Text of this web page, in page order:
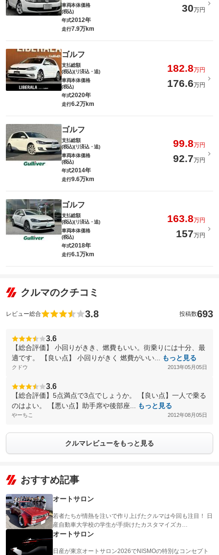
車両本体価格
(税込)
30万円
年式2012年
走行7.9万km
ゴルフ
支払総額
(税込)(リ済込・追)
182.8万円
車両本体価格
(税込)
176.6万円
年式2020年
走行6.2万km
ゴルフ
支払総額
(税込)(リ済込・追)
99.8万円
車両本体価格
(税込)
92.7万円
年式2014年
走行9.6万km
ゴルフ
支払総額
(税込)(リ済込・追)
163.8万円
車両本体価格
(税込)
157万円
年式2018年
走行6.1万km
クルマのクチコミ
レビュー総合 3.8 投稿数693
3.6
【総合評価】 小回りがきき、燃費もいい。街乗りには十分、最
適です。 【良い点】 小回りがきく 燃費がいい...
もっと見る
クドウ 2013年05月05日
3.6
【総合評価】5点満点で3点でしょうか。 【良い点】一人で乗る
のはよい。 【悪い点】助手席や後部座...
もっと見る
やーちこ 2012年08月05日
クルマレビューをもっと見る
おすすめ記事
オートサロン
若者たちが情熱を注いで作り上げたクルマは今回も注目！ 日
産自動車大学校の学生が手掛けたカスタマイズカ…
オートサロン
日産が東京オートサロン2026でNISMOの特別なコンセプト